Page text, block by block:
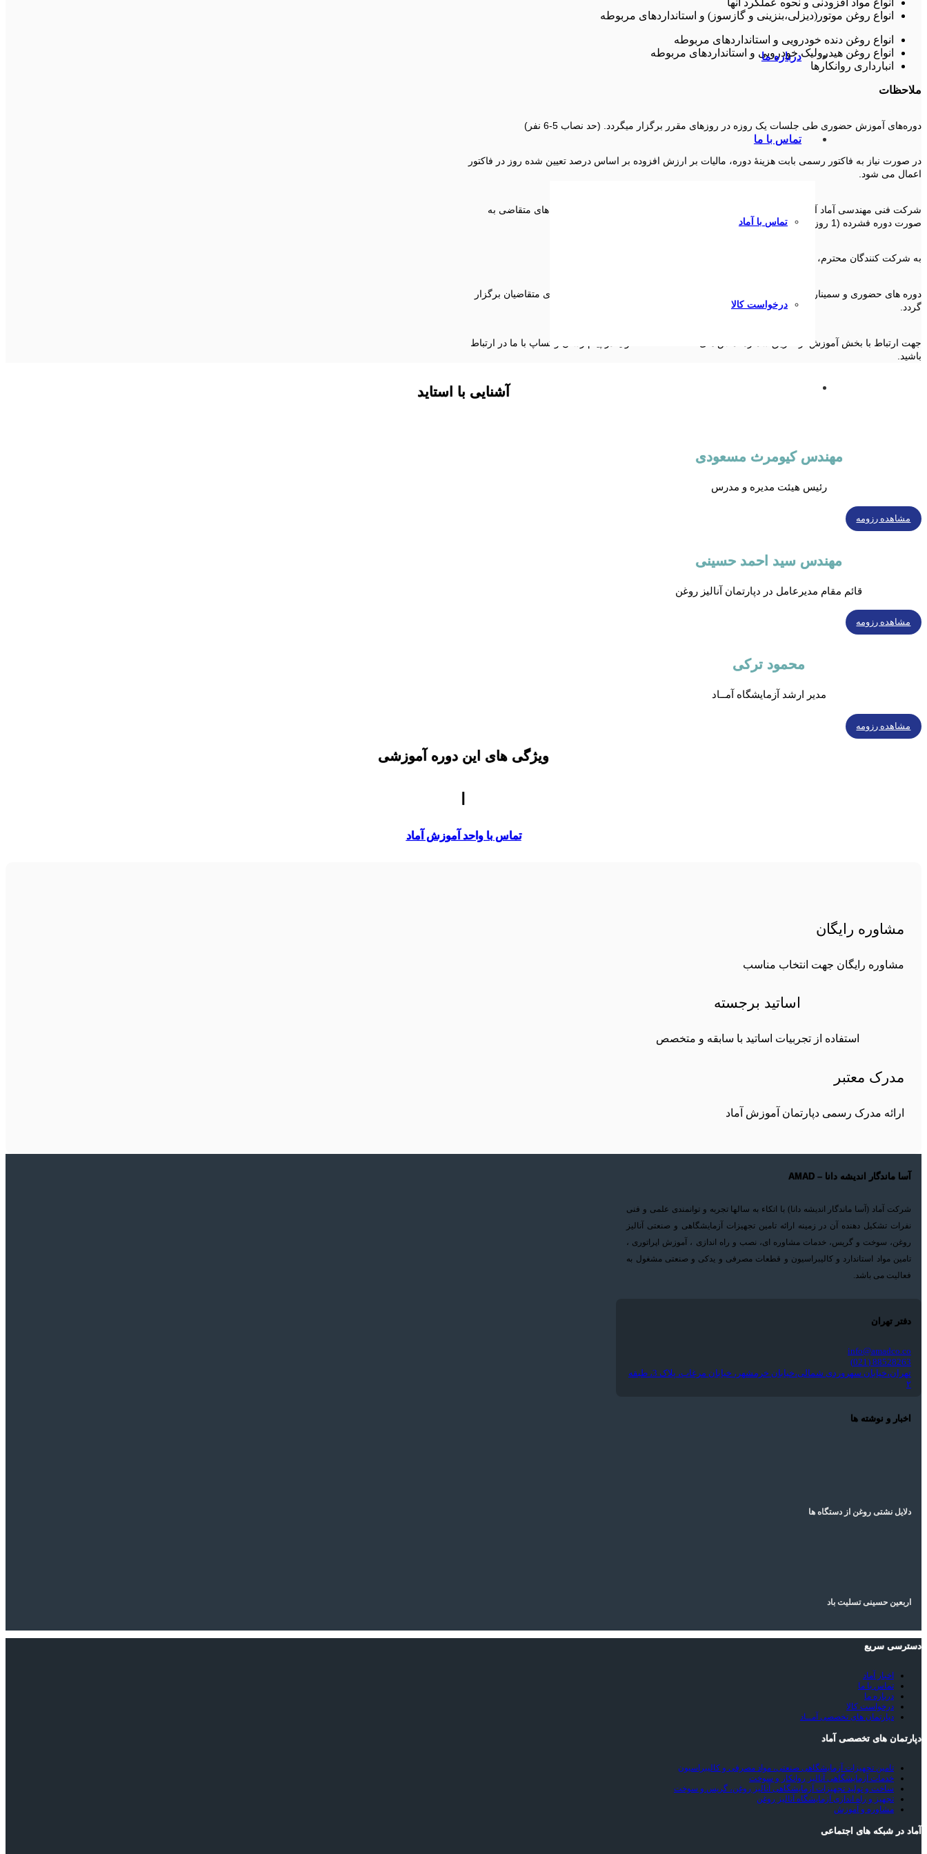
درباره ما
تماس با ما
تماس با آماد
درخواست کالا
انواع مواد افزودنی و نحوه عملکرد آنها
انواع روغن موتور(دیزلی،بنزینی و گازسوز) و استانداردهای مربوطه
انواع روغن دنده خودرویی و استانداردهای مربوطه
انواع روغن هیدرولیک خودرویی و استانداردهای مربوطه
انبارداری روانکارها
ملاحظات
دوره‌های آموزش حضوری طی جلسات یک روزه در روزهای مقرر برگزار میگردد. (حد نصاب 5-6 نفر)
در صورت نیاز به فاکتور رسمی بابت هزینۀ دوره، مالیات بر ارزش افزوده بر اساس درصد تعیین شده روز در فاکتور
اعمال می شود.
شرکت فنی مهندسی آماد آمادگی برگزاری کنفرانس ها و سمینارهای آموزشی در محل شرکت‌های متقاضی به
صورت دوره فشرده (1 روزه) و دوره عادی (2روزه) را دارد.
به شرکت کنندگان محترم، گواهی حضور ارائه خواهد شد.
دوره های حضوری و سمینارها می تواند با هماهنگی قبلی با اساتید آماد، با سرفصل های پیشنهادی متقاضیان برگزار
گردد.
جهت ارتباط با بخش آموزش از طریق شماره تماس های 88528263-021 و یا در پیام رسان واتساپ با ما در ارتباط
باشید.
آشنایی با استاید
مهندس کیومرث مسعودی
رئیس هیئت مدیره و مدرس
مشاهده رزومه
مهندس سید احمد حسینی
قائم مقام مدیرعامل در دپارتمان آنالیز روغن
مشاهده رزومه
محمود ترکی
مدیر ارشد آزمایشگاه آمــاد
مشاهده رزومه
ویژگی های این دوره آموزشی
تماس با واحد آموزش آماد
مشاوره رایگان
مشاوره رایگان جهت انتخاب مناسب
اساتید برجسته
استفاده از تجربیات اساتید با سابقه و متخصص
مدرک معتبر
ارائه مدرک رسمی دپارتمان آموزش آماد
آسا ماندگار اندیشه دانا – AMAD
شرکت آماد (آسا ماندگار اندیشه دانا) با اتکاء به سالها تجربه و توانمندی علمی و فنی
نفرات تشکیل دهنده آن در زمینه ارائه تامین تجهیزات آزمایشگاهی و صنعتی آنالیز
روغن، سوخت و گریس، خدمات مشاوره ای، نصب و راه اندازی ، آموزش اپراتوری ،
تامین مواد استاندارد و کالیبراسیون و قطعات مصرفی و یدکی و صنعتی مشغول به
فعالیت می باشد.
دفتر تهران
info@amadco.co
88528263 (021)
تهران،خیابان سهروردی شمالی،خیابان خرمشهر، خیابان مرغاب، پلاک 3، طبقه
۲
اخبار و نوشته ها
دلایل نشتی روغن از دستگاه ها
اربعین حسینی تسلیت باد
دسترسی سریع
اخبار آماد
تماس با ما
درباره ما
درخواست کالا
دپارتمان های تخصصی آمــاد
دپارتمان های تخصصی آماد
تامین تجهیزات آزمایشگاهی صنعتی، مواد مصرفی و کالیبراسیون
خدمات آزمایشگاهی آنالیز روانکار و سوخت
ساخت و تولید تجهیزات آزمایشگاهی آنالیز روغن، گریس و سوخت
تجهیز و راه اندازی آزمایشگاه آنالیز روغن
مشاوره و آموزش
آماد در شبکه های اجتماعی